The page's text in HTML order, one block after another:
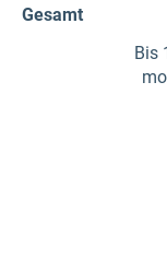
Gesamt
Bis